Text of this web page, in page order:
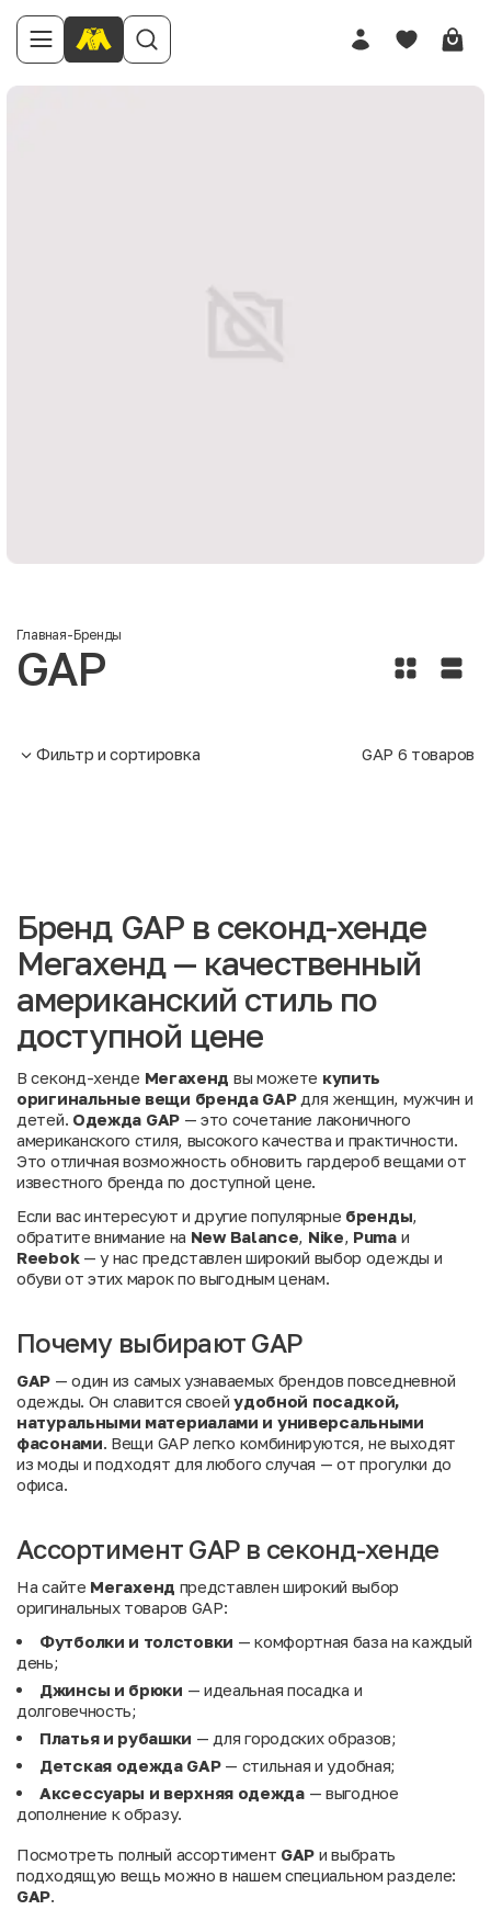
Главная-Бренды
GAP
Фильтр и сортировка GAP 6 товаров
Бренд GAP в секонд-хенде
Мегахенд — качественный
американский стиль по
доступной цене
В секонд-хенде Мегахенд вы можете купить
оригинальные вещи бренда GAPдля женщин, мужчин и
детей. Одежда GAP— это сочетание лаконичного
американского стиля, высокого качества и практичности.
Это отличная возможность обновить гардероб вещами от
известного бренда по доступной цене.
Если вас интересуют и другие популярные бренды,
обратите внимание на New Balance, Nike, Pumaи
Reebok— у нас представлен широкий выбор одежды и
обуви от этих марок по выгодным ценам.
Почему выбирают GAP
GAP — один из самых узнаваемых брендов повседневной
одежды. Он славится своейудобной посадкой,
натуральными материалами и универсальными
фасонами. Вещи GAP легко комбинируются, не выходят
из моды и подходят для любого случая — от прогулки до
офиса.
Ассортимент GAP в секонд-хенде
На сайте Мегахенд представлен широкий выбор
оригинальных товаров GAP:
Футболки и толстовки — комфортная база на каждый
день;
Джинсы и брюки — идеальная посадка и
долговечность;
Платья и рубашки — для городских образов;
Детская одежда GAP— стильная и удобная;
Аксессуары и верхняя одежда— выгодное
дополнение к образу.
Посмотреть полный ассортимент GAP и выбрать
подходящую вещь можно в нашем специальном разделе:
GAP.